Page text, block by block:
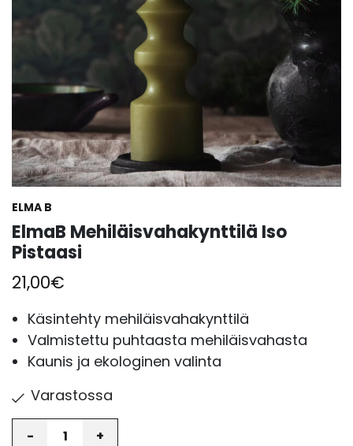
ELMA B
ElmaB Mehiläisvahakynttilä Iso
Pistaasi
21,00€
Käsintehty mehiläisvahakynttilä
Valmistettu puhtaasta mehiläisvahasta
Kaunis ja ekologinen valinta
Varastossa